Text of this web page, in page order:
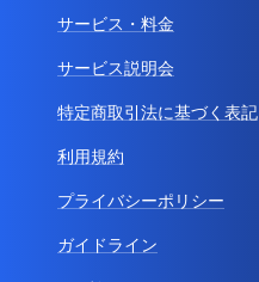
サービス・料金
サービス説明会
特定商取引法に基づく表記
利用規約
プライバシーポリシー
ガイドライン